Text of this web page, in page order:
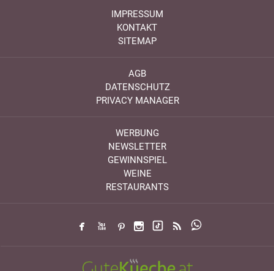
IMPRESSUM
KONTAKT
SITEMAP
AGB
DATENSCHUTZ
PRIVACY MANAGER
WERBUNG
NEWSLETTER
GEWINNSPIEL
WEINE
RESTAURANTS